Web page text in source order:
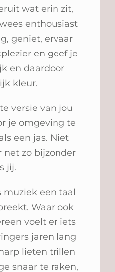
wat erin zit,
enthousiast
geniet, ervaar
en geef je
en daardoor
kleur.
versie van jou
je omgeving te
een jas. Niet
net zo bijzonder
jij.
muziek een taal
Waar ook
voelt er iets
jaren lang
lieten trillen
snaar te raken,